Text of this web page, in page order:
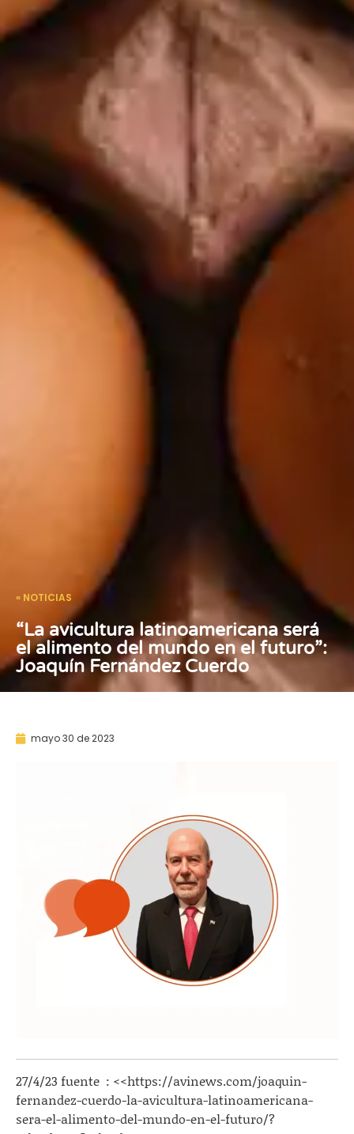
« NOTICIAS
“La avicultura latinoamericana será
el alimento del mundo en el futuro”:
Joaquín Fernández Cuerdo
mayo 30 de 2023
27/4/23 fuente : <<https://avinews.com/joaquin-
fernandez-cuerdo-la-avicultura-latinoamericana-
sera-el-alimento-del-mundo-en-el-futuro/?